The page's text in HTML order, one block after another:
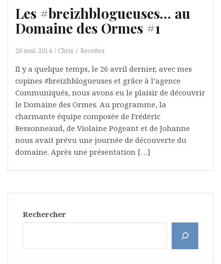
Les #breizhblogueuses… au
Domaine des Ormes #1
26 mai, 2014 Chris Recettes
Il y a quelque temps, le 26 avril dernier, avec mes
copines #breizhblogueuses et grâce à l’agence
Communiqués, nous avons eu le plaisir de découvrir
le Domaine des Ormes. Au programme, la
charmante équipe composée de Frédéric
Bessonneaud, de Violaine Pogeant et de Johanne
nous avait prévu une journée de découverte du
domaine. Après une présentation […]
Rechercher